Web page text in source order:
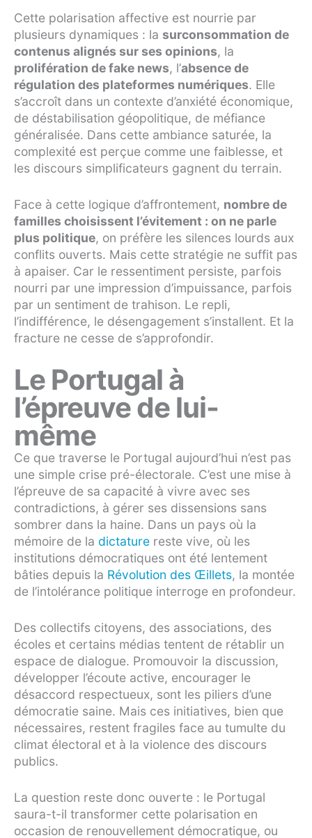
Cette polarisation affective est nourrie par
plusieurs dynamiques : la surconsommation de
contenus alignés sur ses opinions, la
prolifération de fake news, l’absence de
régulation des plateformes numériques. Elle
s’accroît dans un contexte d’anxiété économique,
de déstabilisation géopolitique, de méfiance
généralisée. Dans cette ambiance saturée, la
complexité est perçue comme une faiblesse, et
les discours simplificateurs gagnent du terrain.
Face à cette logique d’affrontement, nombre de
familles choisissent l’évitement : on ne parle
plus politique, on préfère les silences lourds aux
conflits ouverts. Mais cette stratégie ne suffit pas
à apaiser. Car le ressentiment persiste, parfois
nourri par une impression d’impuissance, parfois
par un sentiment de trahison. Le repli,
l’indifférence, le désengagement s’installent. Et la
fracture ne cesse de s’approfondir.
Le Portugal à
l’épreuve de lui-
même
Ce que traverse le Portugal aujourd’hui n’est pas
une simple crise pré-électorale. C’est une mise à
l’épreuve de sa capacité à vivre avec ses
contradictions, à gérer ses dissensions sans
sombrer dans la haine. Dans un pays où la
mémoire de la dictature reste vive, où les
institutions démocratiques ont été lentement
bâties depuis la Révolution des Œillets, la montée
de l’intolérance politique interroge en profondeur.
Des collectifs citoyens, des associations, des
écoles et certains médias tentent de rétablir un
espace de dialogue. Promouvoir la discussion,
développer l’écoute active, encourager le
désaccord respectueux, sont les piliers d’une
démocratie saine. Mais ces initiatives, bien que
nécessaires, restent fragiles face au tumulte du
climat électoral et à la violence des discours
publics.
La question reste donc ouverte : le Portugal
saura-t-il transformer cette polarisation en
occasion de renouvellement démocratique, ou